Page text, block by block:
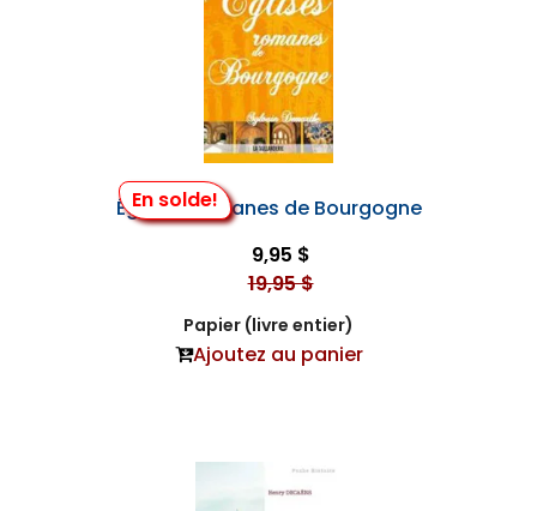
En solde!
Églises Romanes de Bourgogne
9,95 $
19,95 $
Papier (livre entier)
Ajoutez au panier